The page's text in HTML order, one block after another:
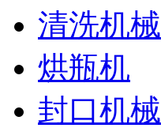
清洗机械
烘瓶机
封口机械